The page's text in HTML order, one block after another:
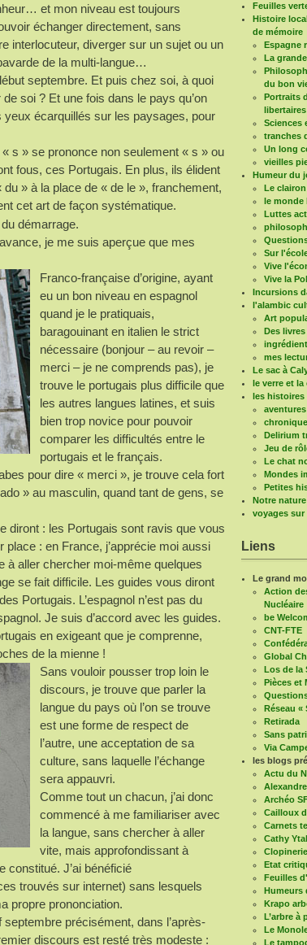
et mon niveau est toujours
échanger directement, sans
interlocuteur, diverger sur un sujet ou un
de la multi-langue…
septembre. Et puis chez soi, à quoi
soi ? Et une fois dans le pays qu’on
écarquillés sur les paysages, pour
s » se prononce non seulement « s » ou
fous, ces Portugais. En plus, ils élident
» à la place de « de le », franchement,
cet art de façon systématique.
démarrage.
je me suis aperçue que mes
Franco-française d’origine, ayant
eu un bon niveau en espagnol
quand je le pratiquais,
baragouinant en italien le strict
nécessaire (bonjour – au revoir –
merci – je ne comprends pas), je
trouve le portugais plus difficile que
les autres langues latines, et suis
bien trop novice pour pouvoir
comparer les difficultés entre le
portugais et le français.
pour dire « merci », je trouve cela fort
» au masculin, quand tant de gens, se
diront : les Portugais sont ravis que vous
: en France, j’apprécie moi aussi
à aller chercher moi-même quelques
se fait difficile. Les guides vous diront
Portugais. L’espagnol n’est pas du
Je suis d’accord avec les guides.
en exigeant que je comprenne,
de la mienne !
Sans vouloir pousser trop loin le
discours, je trouve que parler la
langue du pays où l’on se trouve
est une forme de respect de
l’autre, une acceptation de sa
culture, sans laquelle l’échange
sera appauvri.
Comme tout un chacun, j’ai donc
commencé à me familiariser avec
la langue, sans chercher à aller
vite, mais approfondissant à
constitué. J’ai bénéficié
trouvés sur internet) sans lesquels
propre prononciation.
précisément, dans l’après-
discours est resté très modeste :
Feuilles
Histoire
de mémoire
Espagne
La
du bon
Portraits
Sciences
tranches
Un long
vieilles
Humeur du
Le
le monde
Luttes
Sur
Vive
Vive la
Incursions
l'alambic
Art
Des
mes
Le sac à
le verre et la
les histoires
Delirium
Jeu de
Le chat
Mondes
Petites
Notre
voyages sur
Liens
Le grand
Action
Nucléaire
be
CNT-FTE
Global
Los de la
Pièces et
Réseau «
Retirada
Sans
Via
les blogs
Actu du
Archéo
Cailloux
Carnets
Cathy
Etat
Feuilles
Humeurs
Krapo
L’arbre à
Le
Le